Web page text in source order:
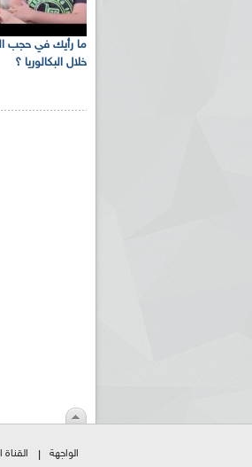
ما رأيك في حجب
خلال البكالوريا ؟
الواجهة القناة